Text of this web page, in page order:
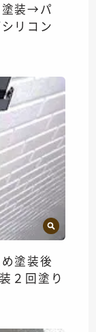
装→パ
リコン
塗装後
２回塗り